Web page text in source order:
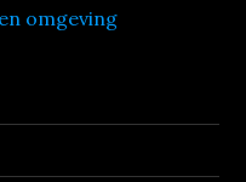
omgeving